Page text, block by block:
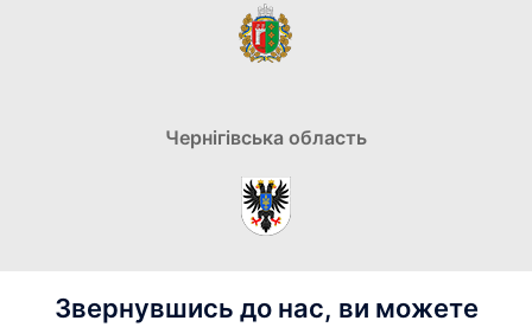
Чернігівська область
Звернувшись до нас, ви можете